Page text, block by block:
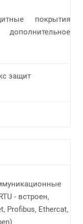
покрытия
защит
- встроен,
Profibus, Ethercat,